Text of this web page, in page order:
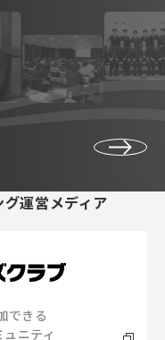
運営メディア
できる
ニティ